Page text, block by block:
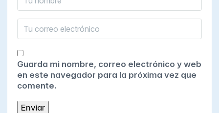
Guarda mi nombre, correo electrónico y web
en este navegador para la próxima vez que
comente.